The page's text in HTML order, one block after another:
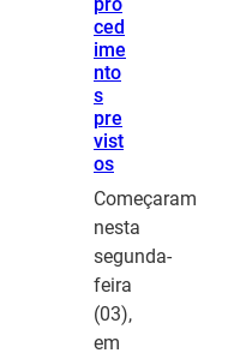
pro
ced
ime
nto
s
pre
vist
os
Começaram
nesta
segunda-
feira
(03),
em